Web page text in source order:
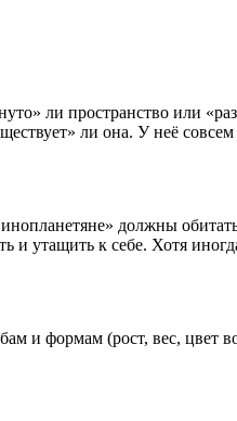
ли пространство или
ли она. У неё совсем
должны
и утащить к себе. Хотя
и формам (рост, вес, цвет